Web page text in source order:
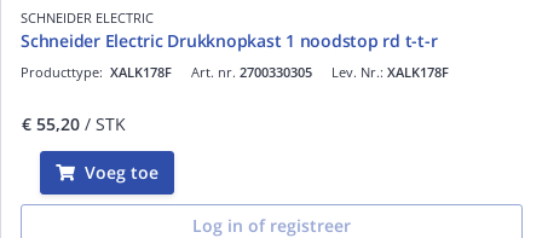
SCHNEIDER ELECTRIC
Schneider Electric Drukknopkast 1 noodstop rd t-t-r
Art. nr. 2700330305
Producttype: XALK178F Lev. Nr.: XALK178F
€ 55,20 / STK
Voeg toe
Log in of registreer